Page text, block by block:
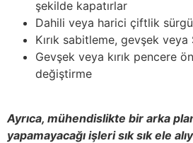
şekilde kapatırlar
Dahili veya harici çiftlik
Kırık sabitleme, gevşek
Gevşek veya kırık pencere
değiştirme
Ayrıca, mühendislikte bir arka
yapamayacağı işleri sık sık ele